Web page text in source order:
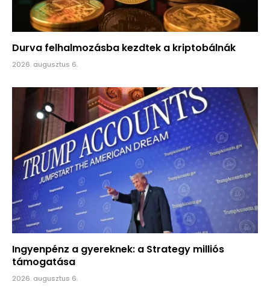
Durva felhalmozásba kezdtek a kriptobálnák
2026. augusztus 6.
Ingyenpénz a gyereknek: a Strategy milliós
támogatása
2026. augusztus 6.